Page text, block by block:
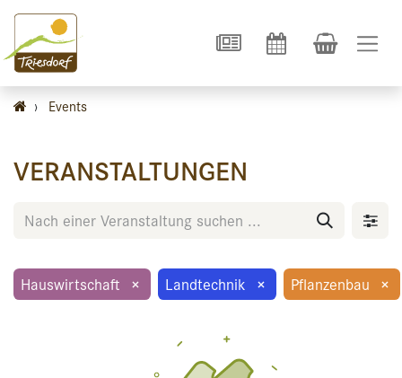
› Events
VERANSTALTUNGEN
Hauswirtschaft × Landtechnik × Pflanzenbau ×